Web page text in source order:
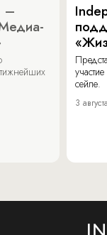
–
сейле.
3